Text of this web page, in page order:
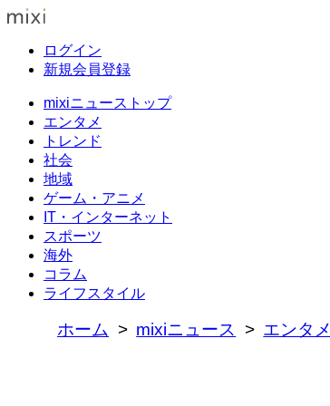
ログイン
新規会員登録
mixiニューストップ
エンタメ
トレンド
社会
地域
ゲーム・アニメ
IT・インターネット
スポーツ
海外
コラム
ライフスタイル
ホーム mixiニュース エンタメ